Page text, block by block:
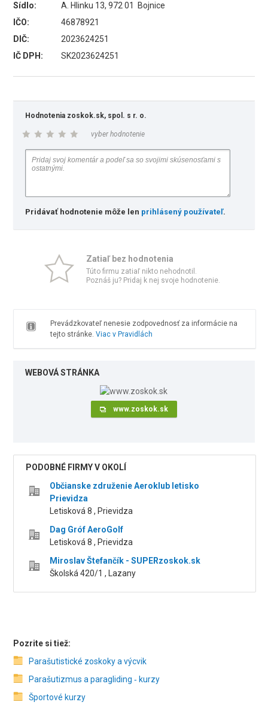
Sídlo:
A. Hlinku 13, 972 01 Bojnice
IČO:
46878921
DIČ:
2023624251
IČ DPH:
SK2023624251
Hodnotenia zoskok.sk, spol. s r. o.
vyber hodnotenie
Pridávať hodnotenie môže len prihlásený používateľ.
Zatiaľ bez hodnotenia
Túto firmu zatiaľ nikto nehodnotil.
Poznáš ju? Pridaj k nej svoje hodnotenie.
Prevádzkovateľ nenesie zodpovednosť za informácie na
tejto stránke. Viac v Pravidlách
WEBOVÁ STRÁNKA
www.zoskok.sk
PODOBNÉ FIRMY V OKOLÍ
Občianske združenie Aeroklub letisko
Prievidza
Letisková 8 , Prievidza
Dag Gróf AeroGolf
Letisková 8 , Prievidza
Miroslav Štefančík - SUPERzoskok.sk
Školská 420/1 , Lazany
Pozrite si tiež:
Parašutistické zoskoky a výcvik
Parašutizmus a paragliding ‑ kurzy
Športové kurzy